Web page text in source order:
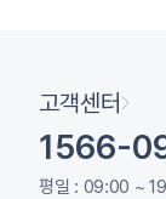
고객센터
1566-
평일 : 09:00 ~